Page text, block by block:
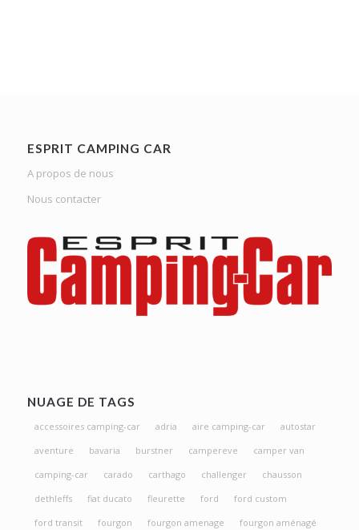
ESPRIT CAMPING CAR
A propos de nous
Nous contacter
NUAGE DE TAGS
accessoires camping-car adria aire camping-car
autostar
aventure
bavaria burstner campereve
camper van
camping-car
carado carthago challenger
chausson
dethleffs
fiat ducato fleurette ford
ford custom
ford transit
fourgon fourgon amenage
fourgon aménagé